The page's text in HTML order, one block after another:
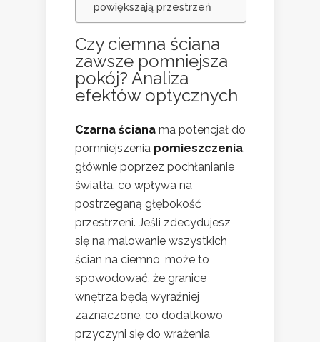
powiększają przestrzeń
Czy ciemna ściana
zawsze pomniejsza
pokój? Analiza
efektów optycznych
Czarna ściana ma potencjał do
pomniejszenia pomieszczenia,
głównie poprzez pochłanianie
światła, co wpływa na
postrzeganą głębokość
przestrzeni. Jeśli zdecydujesz
się na malowanie wszystkich
ścian na ciemno, może to
spowodować, że granice
wnętrza będą wyraźniej
zaznaczone, co dodatkowo
przyczyni się do wrażenia